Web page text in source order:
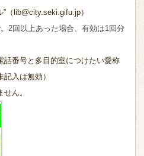
”（lib@city.seki.gifu.jp）
2回以上あった場合、有効は1回分
番号と多目的室につけたい愛称
入は無効）
ん。